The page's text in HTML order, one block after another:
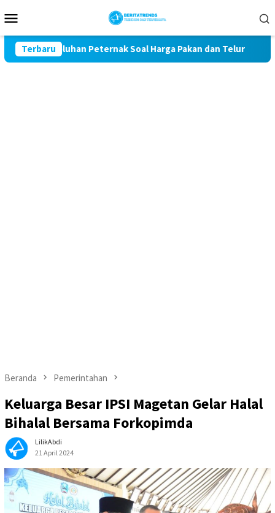
ke
Mobile
Terbaru
Keluhan Peternak Soal Harga Pakan dan Telur
Beranda Pemerintahan
Keluarga Besar IPSI Magetan Gelar Halal
Bihalal Bersama Forkopimda
LilikAbdi
21 April 2024